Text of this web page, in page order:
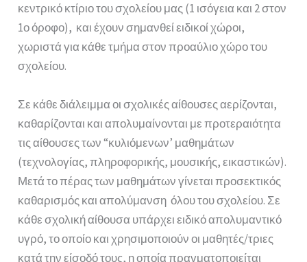
κεντρικό κτίριο του σχολείου μας (1 ισόγεια και 2 στον
1ο όροφο), και έχουν σημανθεί ειδικοί χώροι,
χωριστά για κάθε τμήμα στον προαύλιο χώρο του
σχολείου.
Σε κάθε διάλειμμα οι σχολικές αίθουσες αερίζονται,
καθαρίζονται και απολυμαίνονται με προτεραιότητα
τις αίθουσες των “κυλιόμενων’ μαθημάτων
(τεχνολογίας, πληροφορικής, μουσικής, εικαστικών).
Μετά το πέρας των μαθημάτων γίνεται προσεκτικός
καθαρισμός και απολύμανση όλου του σχολείου. Σε
κάθε σχολική αίθουσα υπάρχει ειδικό απολυμαντικό
υγρό, το οποίο και χρησιμοποιούν οι μαθητές/τριες
κατά την είσοδό τους, η οποία πραγματοποιείται